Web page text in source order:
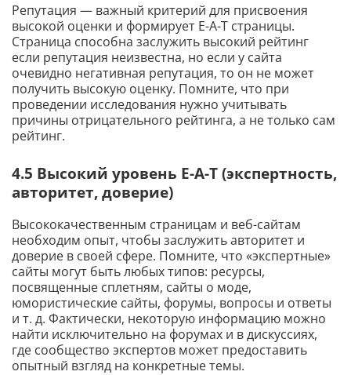
Репутация — важный критерий для присвоения
высокой оценки и формирует E-A-T страницы.
Страница способна заслужить высокий рейтинг
если репутация неизвестна, но если у сайта
очевидно негативная репутация, то он не может
получить высокую оценку. Помните, что при
проведении исследования нужно учитывать
причины отрицательного рейтинга, а не только сам
рейтинг.
4.5 Высокий уровень E-A-T (экспертность,
авторитет, доверие)
Высококачественным страницам и веб-сайтам
необходим опыт, чтобы заслужить авторитет и
доверие в своей сфере. Помните, что «экспертные»
сайты могут быть любых типов: ресурсы,
посвященные сплетням, сайты о моде,
юмористические сайты, форумы, вопросы и ответы
и т. д. Фактически, некоторую информацию можно
найти исключительно на форумах и в дискуссиях,
где сообщество экспертов может предоставить
опытный взгляд на конкретные темы.